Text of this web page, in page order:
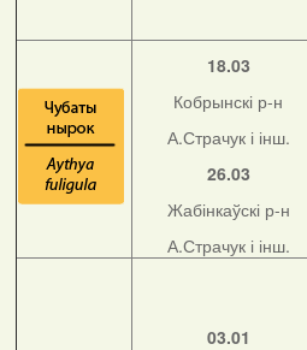
18.03
Кобрынскі р-н
А.Страчук і інш.
26.03
Жабінкаўскі р-н
А.Страчук і інш.
03.01